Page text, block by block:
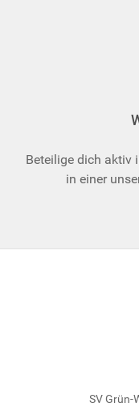
Beteilige dich aktiv
in einer
SV Grün-